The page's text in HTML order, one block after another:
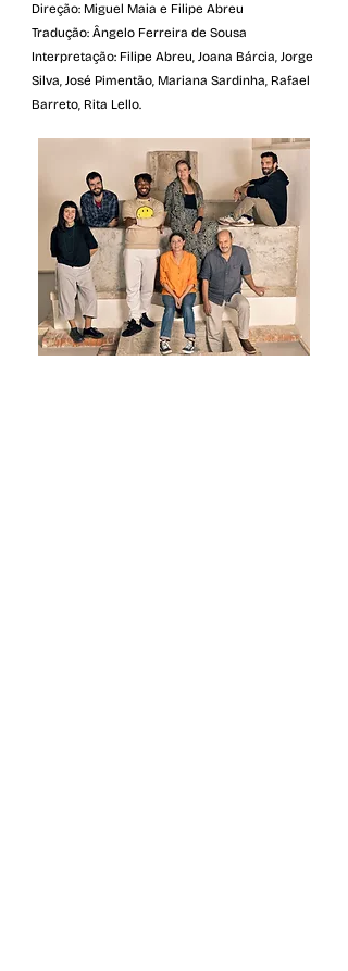
Direção: Miguel Maia e Filipe Abreu
Tradução: Ângelo Ferreira de Sousa
Interpretação: Filipe Abreu, Joana Bárcia, Jorge
Silva, José Pimentão, Mariana Sardinha, Rafael
Barreto, Rita Lello.